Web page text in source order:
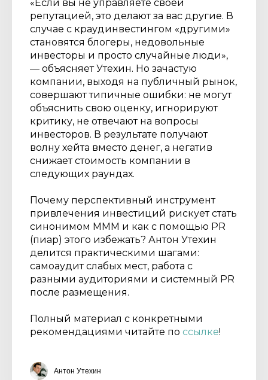
«Если вы не управляете своей
репутацией, это делают за вас другие. В
случае с краудинвестингом «другими»
становятся блогеры, недовольные
инвесторы и просто случайные люди»,
— объясняет Утехин. Но зачастую
компании, выходя на публичный рынок,
совершают типичные ошибки: не могут
объяснить свою оценку, игнорируют
критику, не отвечают на вопросы
инвесторов. В результате получают
волну хейта вместо денег, а негатив
снижает стоимость компании в
следующих раундах.
Почему перспективный инструмент
привлечения инвестиций рискует стать
синонимом МММ и как с помощью PR
(пиар) этого избежать? Антон Утехин
делится практическими шагами:
самоаудит слабых мест, работа с
разными аудиториями и системный PR
после размещения.
Полный материал с конкретными
рекомендациями читайте по ссылке!
Антон Утехин